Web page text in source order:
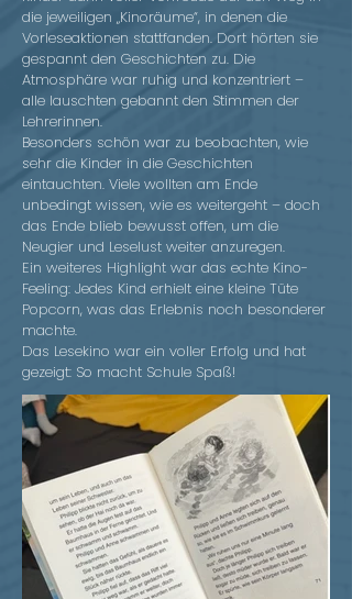
die jeweiligen „Kinoräume“, in denen die
Vorleseaktionen stattfanden. Dort hörten sie
gespannt den Geschichten zu. Die
Atmosphäre war ruhig und konzentriert –
alle lauschten gebannt den Stimmen der
Lehrerinnen.
Besonders schön war zu beobachten, wie
sehr die Kinder in die Geschichten
eintauchten. Viele wollten am Ende
unbedingt wissen, wie es weitergeht – doch
das Ende blieb bewusst offen, um die
Neugier und Leselust weiter anzuregen.
Ein weiteres Highlight war das echte Kino-
Feeling: Jedes Kind erhielt eine kleine Tüte
Popcorn, was das Erlebnis noch besonderer
machte.
Das Lesekino war ein voller Erfolg und hat
gezeigt: So macht Schule Spaß!